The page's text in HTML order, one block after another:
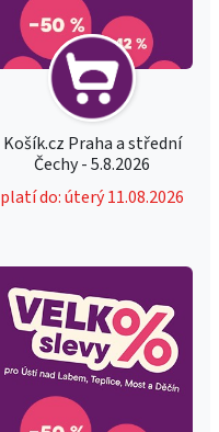
Košík.cz Praha a střední
Čechy - 5.8.2026
platí do: úterý 11.08.2026